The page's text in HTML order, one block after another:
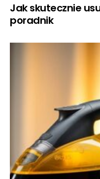
Jak skutecznie
poradnik